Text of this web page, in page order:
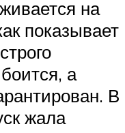
на
показывает
а
В
жала